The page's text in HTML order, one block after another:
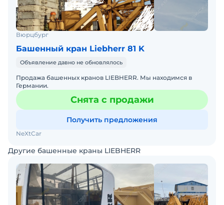
Вюрцбург
Башенный кран Liebherr 81 K
Объявление давно не обновлялось
Продажа башенных кранов LIEBHERR. Мы находимся в
Германии.
Снята с продажи
Получить предложения
NeXtCar
Другие башенные краны LIEBHERR